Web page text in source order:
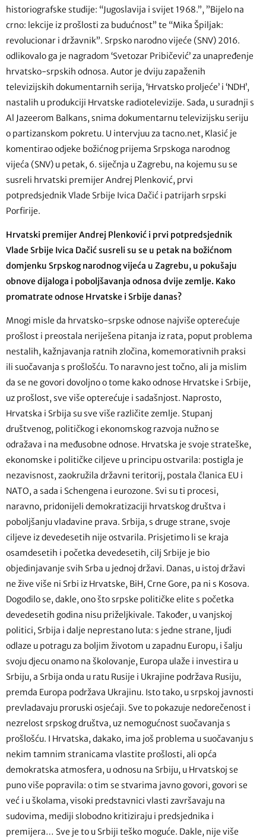
historiografske studije: “Jugoslavija i svijet 1968.”, ”Bijelo na
crno: lekcije iz prošlosti za budućnost” te “Mika Špiljak:
revolucionar i državnik”. Srpsko narodno vijeće (SNV) 2016.
odlikovalo ga je nagradom ‘Svetozar Pribičević’ za unapređenje
hrvatsko-srpskih odnosa. Autor je dviju zapaženih
televizijskih dokumentarnih serija, ‘Hrvatsko proljeće’ i ‘NDH’,
nastalih u produkciji Hrvatske radiotelevizije. Sada, u suradnji s
Al Jazeerom Balkans, snima dokumentarnu televizijsku seriju
o partizanskom pokretu. U intervjuu za tacno.net, Klasić je
komentirao odjeke božićnog prijema Srpskoga narodnog
vijeća (SNV) u petak, 6. siječnja u Zagrebu, na kojemu su se
susreli hrvatski premijer Andrej Plenković, prvi
potpredsjednik Vlade Srbije Ivica Dačić i patrijarh srpski
Porfirije.
Hrvatski premijer Andrej Plenković i prvi potpredsjednik
Vlade Srbije Ivica Dačić susreli su se u petak na božićnom
domjenku Srpskog narodnog vijeća u Zagrebu, u pokušaju
obnove dijaloga i poboljšavanja odnosa dvije zemlje. Kako
promatrate odnose Hrvatske i Srbije danas?
Mnogi misle da hrvatsko-srpske odnose najviše opterećuje
prošlost i preostala neriješena pitanja iz rata, poput problema
nestalih, kažnjavanja ratnih zločina, komemorativnih praksi
ili suočavanja s prošlošću. To naravno jest točno, ali ja mislim
da se ne govori dovoljno o tome kako odnose Hrvatske i Srbije,
uz prošlost, sve više opterećuje i sadašnjost. Naprosto,
Hrvatska i Srbija su sve više različite zemlje. Stupanj
društvenog, političkog i ekonomskog razvoja nužno se
odražava i na međusobne odnose. Hrvatska je svoje strateške,
ekonomske i političke ciljeve u principu ostvarila: postigla je
nezavisnost, zaokružila državni teritorij, postala članica EU i
NATO, a sada i Schengena i eurozone. Svi su ti procesi,
naravno, pridonijeli demokratizaciji hrvatskog društva i
poboljšanju vladavine prava. Srbija, s druge strane, svoje
ciljeve iz devedesetih nije ostvarila. Prisjetimo li se kraja
osamdesetih i početka devedesetih, cilj Srbije je bio
objedinjavanje svih Srba u jednoj državi. Danas, u istoj državi
ne žive više ni Srbi iz Hrvatske, BiH, Crne Gore, pa ni s Kosova.
Dogodilo se, dakle, ono što srpske političke elite s početka
devedesetih godina nisu priželjkivale. Također, u vanjskoj
politici, Srbija i dalje neprestano luta: s jedne strane, ljudi
odlaze u potragu za boljim životom u zapadnu Europu, i šalju
svoju djecu onamo na školovanje, Europa ulaže i investira u
Srbiju, a Srbija onda u ratu Rusije i Ukrajine podržava Rusiju,
premda Europa podržava Ukrajinu. Isto tako, u srpskoj javnosti
prevladavaju proruski osjećaji. Sve to pokazuje nedorečenost i
nezrelost srpskog društva, uz nemogućnost suočavanja s
prošlošću. I Hrvatska, dakako, ima još problema u suočavanju s
nekim tamnim stranicama vlastite prošlosti, ali opća
demokratska atmosfera, u odnosu na Srbiju, u Hrvatskoj se
puno više popravila: o tim se stvarima javno govori, govori se
već i u školama, visoki predstavnici vlasti završavaju na
sudovima, mediji slobodno kritiziraju i predsjednika i
premijera… Sve je to u Srbiji teško moguće. Dakle, nije više